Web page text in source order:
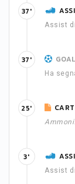
Assist di
37'
GOAL
Ha
37'
25'
Assist di
3'